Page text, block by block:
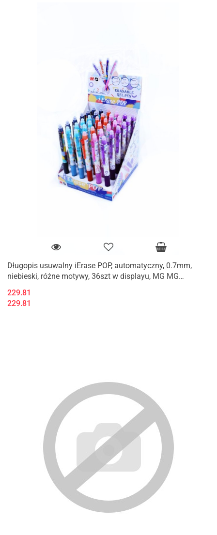
Długopis usuwalny iErase POP, automatyczny, 0.7mm,
niebieski, różne motywy, 36szt w displayu, MG MG
229.81
229.81